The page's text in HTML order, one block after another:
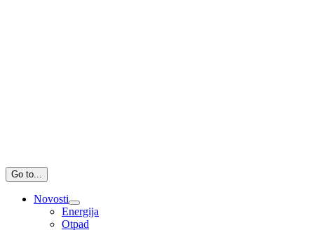
Go to...
Novosti
Energija
Otpad